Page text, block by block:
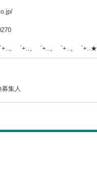
゜+..。゜+..。゜+..。゜+..★
集人